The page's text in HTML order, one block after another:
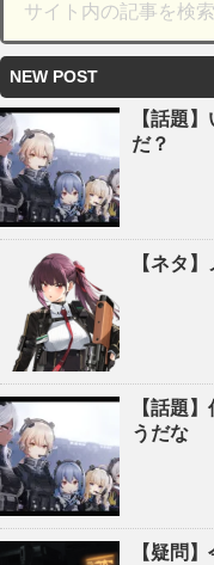
NEW POST
【話題
だ？
【ネタ
【話題
うだな
【疑問